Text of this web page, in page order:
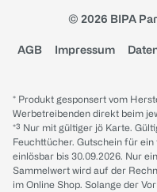
© 2026 BIPA
AGB Impressum
* Produkt gesponsert vom
Werbetreibenden direkt beim
*³ Nur mit gültiger jö Karte.
Feuchttücher. Gutschein für
einlösbar bis 30.09.2026. Nur
Sammelwert wird auf der
im Online Shop. Solange der